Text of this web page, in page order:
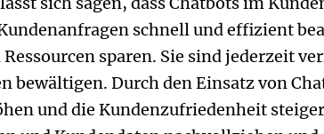
schnell und effizient
sparen. Sie sind jederzeit
bewältigen. Durch den Einsatz von
und die Kundenzufriedenheit